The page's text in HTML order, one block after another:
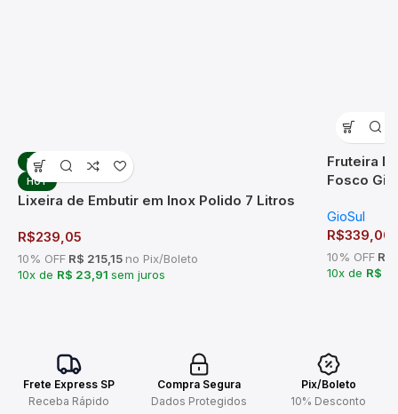
HOT
HOT
Lixeira de Embutir em Inox Polido 7 Litros
R$239,05
10% OFF R$ 215,15 no Pix/Boleto
10x de R$ 23,91 sem juros
Fruteira
Fosco
GioSul
R$339,00
10% OFF R$
10x de R$
Frete Express SP
Receba Rápido
Compra Segura
Dados Protegidos
Pix/Boleto
10% Desconto